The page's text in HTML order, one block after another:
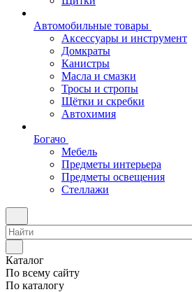
Автомобильные товары
Аксессуары и инструмент
Домкраты
Канистры
Масла и смазки
Тросы и стропы
Щётки и скребки
Автохимия
Богачо
Мебель
Предметы интерьера
Предметы освещения
Стеллажи
Каталог
По всему сайту
По каталогу